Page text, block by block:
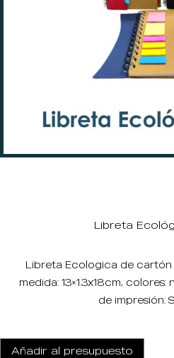
Libreta
Libreta Ecologica de
medida: 13×1.3x18cm,
de impresión:
Añadir al presupuesto